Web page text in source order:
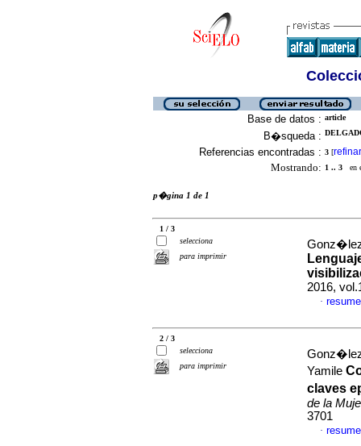
Base de datos : article
B�squeda :
Referencias encontradas : 3 [refinar
Mostrando: 1 .. 3 en
p�gina 1 de 1
1 / 3
selecciona
para imprimir
2016,
·
2 / 3
selecciona
para imprimir
Yamile
claves
de la
3701
·